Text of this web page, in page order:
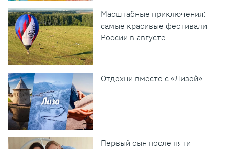
Масштабные приключения:
самые красивые фестивали
России в августе
Отдохни вместе с «Лизой»
Первый сын после пяти